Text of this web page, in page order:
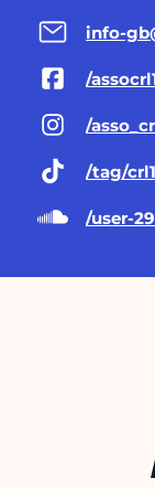
info-
/
/
/tag/
/user-